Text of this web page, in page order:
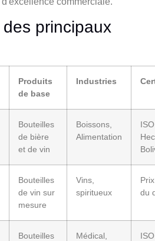
principaux
Produits
de base
Industries
Bouteilles
de bière
et de vin
Boissons,
Alimentation
Bouteilles
de vin sur
mesure
Vins,
spiritueux
du
Bouteilles
Médical,